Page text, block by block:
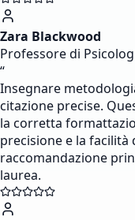
Zara Blackwood
Professore di
“
Insegnare
citazione precise.
la corretta
precisione e la
raccomandazione
laurea.